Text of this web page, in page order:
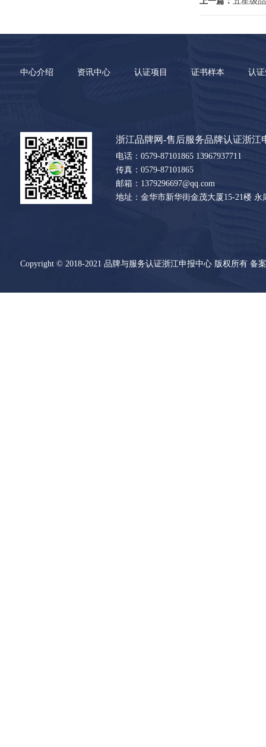
中心介绍 资讯中心 认证项目 证书样本 认
浙江品牌网-售后服务品牌认证浙江
电话：0579-87101865 13967937711
传真：0579-87101865
邮箱：1379296697@qq.com
地址：金华市新华街金茂大厦15-21楼
Copyright © 2018-2021 品牌与服务认证浙江申报中心 版权所有 备